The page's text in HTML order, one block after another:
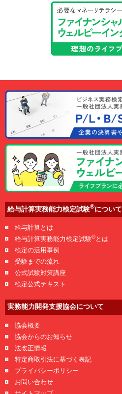
給与計算実務能力検定試験®について
給与計算とは
給与計算実務能力検定試験®とは
検定の活用事例
受験までの流れ
公式試験対策講座
検定公式テキスト
実務能力開発支援協会について
協会概要
協会からのお知らせ
法改正情報
特定商取引法に基づく表記
プライバシーポリシー
お問い合わせ